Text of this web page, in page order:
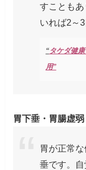
すことも
いれば2～
“タケダ健
用”
胃下垂・胃腸虚弱
胃が正常
垂です。